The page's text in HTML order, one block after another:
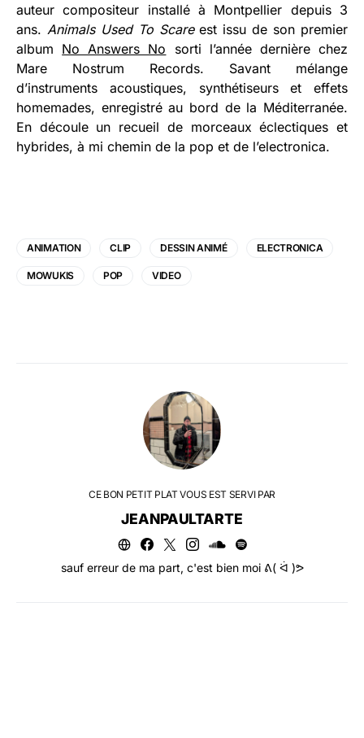
auteur compositeur installé à Montpellier depuis 3
ans. Animals Used To Scareest issu de son premier
album No Answers No sorti l’année dernière chez
Mare Nostrum Records. Savant mélange
d’instruments acoustiques, synthétiseurs et effets
homemades, enregistré au bord de la Méditerranée.
En découle un recueil de morceaux éclectiques et
hybrides, à mi chemin de la pop et de l’electronica.
ANIMATION CLIP DESSIN ANIMÉ ELECTRONICA
MOWUKIS POP VIDEO
CE BON PETIT PLAT VOUS EST SERVI PAR
JEANPAULTARTE
sauf erreur de ma part, c'est bien moi ᕕ( ᐛ )ᕗ